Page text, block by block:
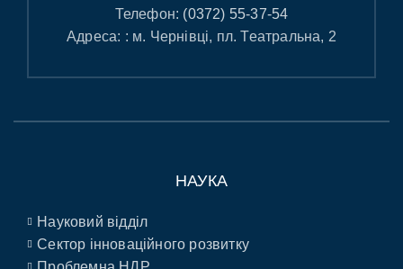
Телефон: (0372) 55-37-54
Адреса: : м. Чернівці, пл. Театральна, 2
НАУКА
Науковий відділ
Сектор інноваційного розвитку